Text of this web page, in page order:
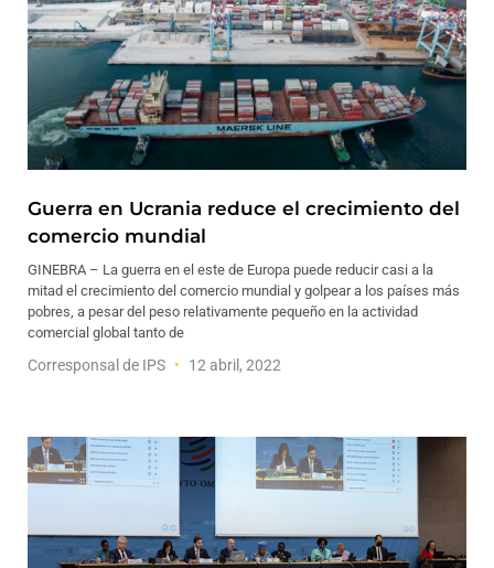
Guerra en Ucrania reduce el crecimiento del
comercio mundial
GINEBRA – La guerra en el este de Europa puede reducir casi a la
mitad el crecimiento del comercio mundial y golpear a los países más
pobres, a pesar del peso relativamente pequeño en la actividad
comercial global tanto de
Corresponsal de IPS 12 abril, 2022